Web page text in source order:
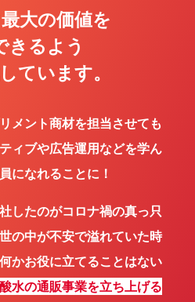
大の価値を
きるよう
ています。
メント商材を担当させても
ィブや広告運用などを学ん
になれることに！
したのがコロナ禍の真っ只
の中が不安で溢れていた時
かお役に立てることはない
水の通販事業を立ち上げる